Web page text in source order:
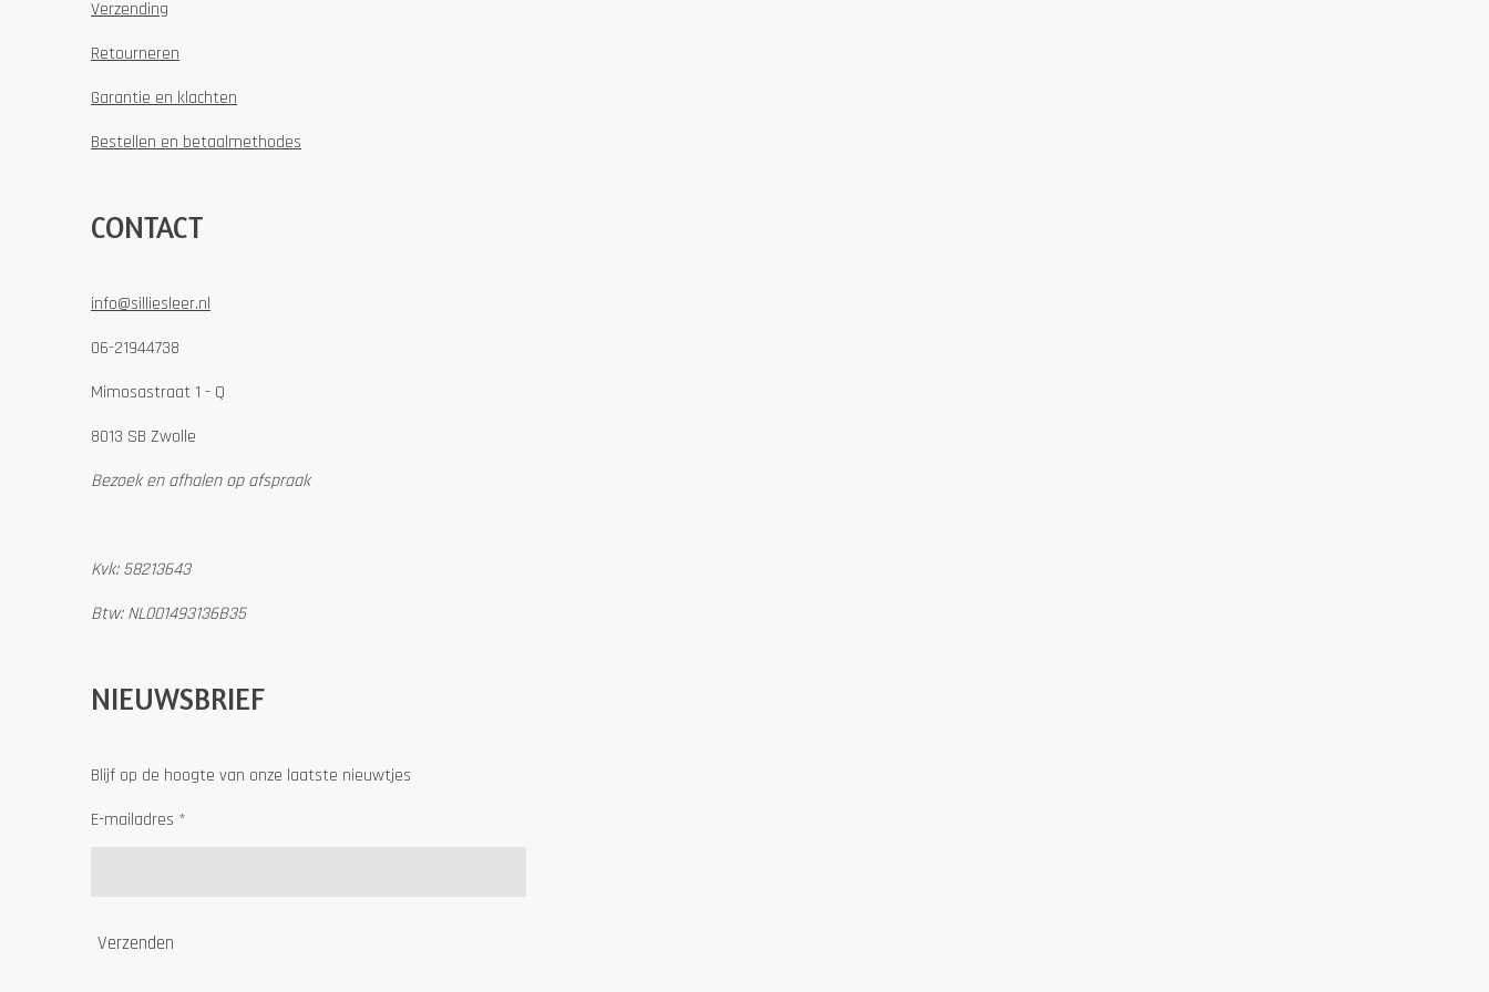
Verzending
Retourneren
Garantie en klachten
Bestellen en betaalmethodes
CONTACT
info@silliesleer.nl
06-21944738
Mimosastraat 1 - Q
8013 SB Zwolle
Bezoek en afhalen op afspraak
Kvk: 58213643
Btw: NL001493136B35
NIEUWSBRIEF
Blijf op de hoogte van onze laatste nieuwtjes
E-mailadres *
Verzenden